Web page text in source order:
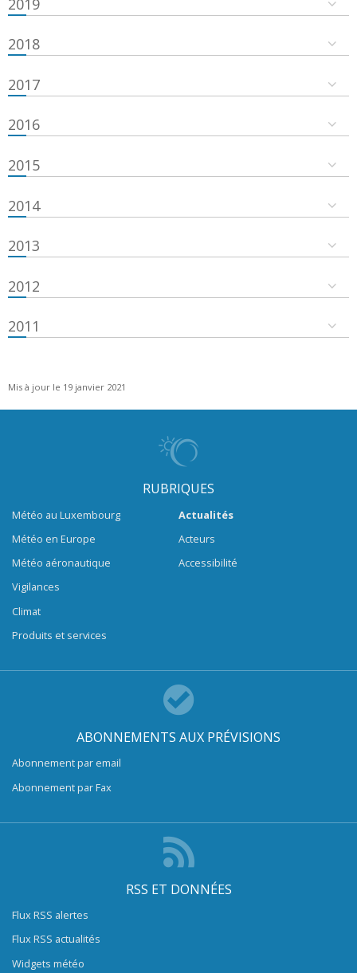
2018
2017
2016
2015
2014
2013
2012
2011
Mis à jour le 19 janvier 2021
RUBRIQUES
Météo au Luxembourg
Météo en Europe
Météo aéronautique
Vigilances
Climat
Produits et services
Actualités
Acteurs
Accessibilité
ABONNEMENTS AUX PRÉVISIONS
Abonnement par email
Abonnement par Fax
RSS ET DONNÉES
Flux RSS alertes
Flux RSS actualités
Widgets météo